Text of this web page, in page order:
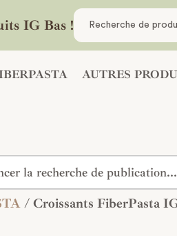
IG Bas !
AUTRES
/ Croissants FiberPasta